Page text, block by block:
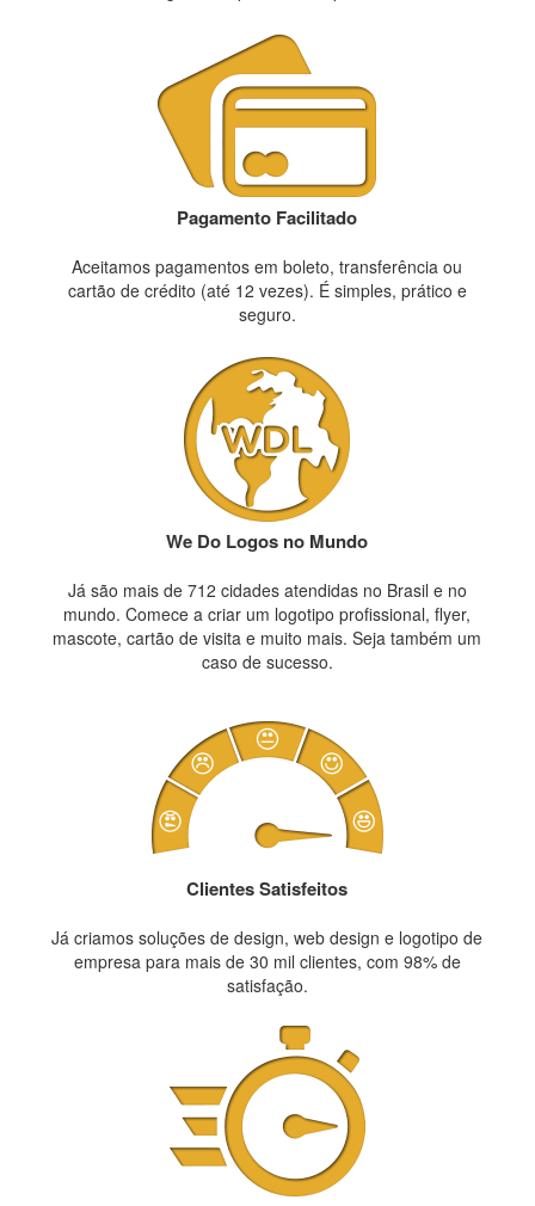
Pagamento Facilitado
Aceitamos pagamentos em boleto, transferência ou
cartão de crédito (até 12 vezes). É simples, prático e
seguro.
We Do Logos no Mundo
Já são mais de 712 cidades atendidas no Brasil e no
mundo. Comece a criar um logotipo profissional, flyer,
mascote, cartão de visita e muito mais. Seja também um
caso de sucesso.
Clientes Satisfeitos
Já criamos soluções de design, web design e logotipo de
empresa para mais de 30 mil clientes, com 98% de
satisfação.